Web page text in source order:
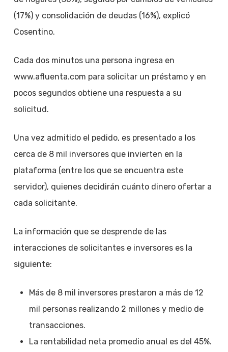
(17%) y consolidación de deudas (16%), explicó
Cosentino.
Cada dos minutos una persona ingresa en
www.afluenta.com para solicitar un préstamo y en
pocos segundos obtiene una respuesta a su
solicitud.
Una vez admitido el pedido, es presentado a los
cerca de 8 mil inversores que invierten en la
plataforma (entre los que se encuentra este
servidor), quienes decidirán cuánto dinero ofertar a
cada solicitante.
La información que se desprende de las
interacciones de solicitantes e inversores es la
siguiente:
Más de 8 mil inversores prestaron a más de 12
mil personas realizando 2 millones y medio de
transacciones.
La rentabilidad neta promedio anual es del 45%.